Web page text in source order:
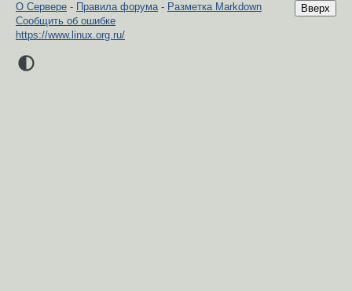
Вверх
О Сервере - Правила форума- Разметка Markdown
Сообщить об ошибке
https://www.linux.org.ru/